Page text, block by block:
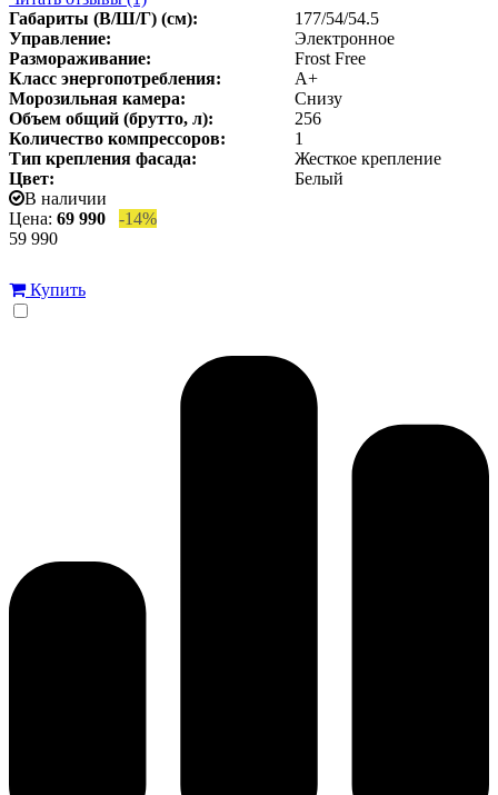
Габариты (В/Ш/Г) (см):
177/54/54.5
Управление:
Электронное
Размораживание:
Frost Free
Класс энергопотребления:
A+
Морозильная камера:
Снизу
Объем общий (брутто, л):
256
Количество компрессоров:
1
Тип крепления фасада:
Жесткое крепление
Цвет:
Белый
В наличии
Цена: 69 990
-14%
59 990
Купить